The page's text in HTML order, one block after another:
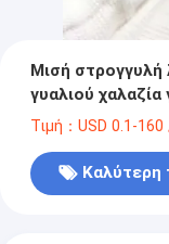
Μισή
γυαλιού
Τιμή：USD 0.1-160
Καλύτερη